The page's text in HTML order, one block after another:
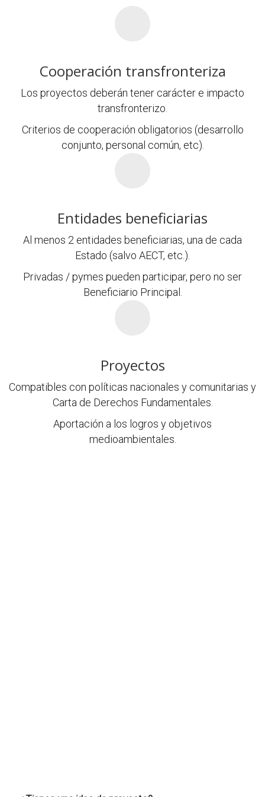
Cooperación transfronteriza
Los proyectos deberán tener carácter e impacto
transfronterizo.
Criterios de cooperación obligatorios (desarrollo
conjunto, personal común, etc).
Entidades beneficiarias
Al menos 2 entidades beneficiarias, una de cada
Estado (salvo AECT, etc.).
Privadas / pymes pueden participar, pero no ser
Beneficiario Principal.
Proyectos
Compatibles con políticas nacionales y comunitarias y
Carta de Derechos Fundamentales.
Aportación a los logros y objetivos
medioambientales.